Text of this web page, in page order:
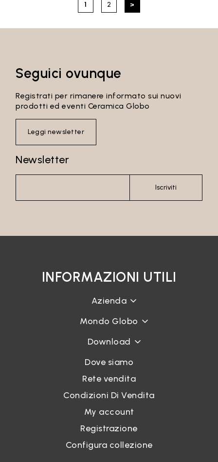
1 2 >
Seguici ovunque
Registrati per rimanere informato sui nuovi
prodotti ed eventi Ceramica Globo
Leggi newsletter
Newsletter
Iscriviti
INFORMAZIONI UTILI
Azienda
Mondo Globo
Download
Dove siamo
Rete vendita
Condizioni Di Vendita
My account
Registrazione
Configura collezione